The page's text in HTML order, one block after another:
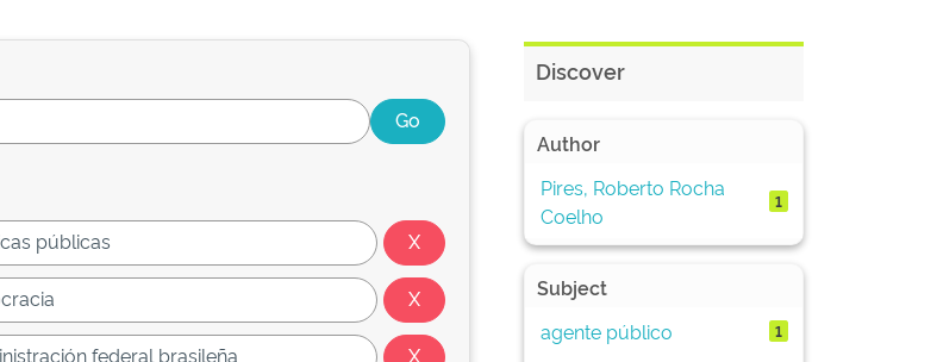
Discover
Author
Pires, Roberto Rocha
Coelho
1
Subject
agente público
1